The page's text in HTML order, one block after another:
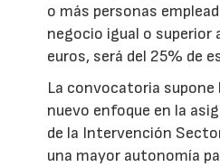
o más personas
negocio igual o superior
euros, será del 25% de
La convocatoria
nuevo enfoque en la
de la Intervención
una mayor autonomía